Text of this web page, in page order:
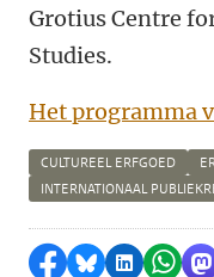
Grotius Centre
Studies.
Het programma
CULTUREEL ERFGOED
INTERNATIONAAL
Delen op
Delen viaDelen op